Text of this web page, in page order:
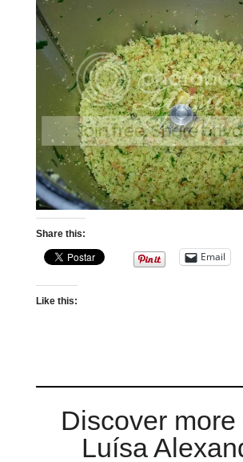
Share this:
Email
Like this:
Discover more
Luísa